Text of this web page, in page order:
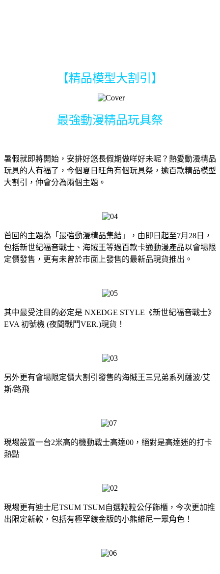
【精品模型大割引】
最強動漫精品玩具祭
暑假就即將開始，安排好悠長假期做咩好未呢？熱愛動漫精品
玩具的人有福了，今個夏日旺角有個玩具祭，逾百款精品模型
大割引，仲會分為兩個主題。
首回的主題為「最強動漫精品集結」，由即日起至7月28日，
包括新世紀福音戰士、海賊王等過百款卡通動漫產品以會場限
定價發售，更有未曾於市面上發售的最新品現貨推出。
其中最受注目的必定是 NXEDGE STYLE《新世紀福音戰士》
EVA 初號機 (夜間戰鬥VER.)現貨！
另外更有會場限定價大割引發售的海賊王三兄弟系列薩波/艾
斯/路飛
現場設置一台2米高的機動戰士高達00，絕對是高達迷的打卡
熱點
現場更有迪士尼TSUM TSUM自選粒粒公仔飾櫃，今次更加推
出限定新款，包括有極罕鍍金版的小熊維尼一眾角色！